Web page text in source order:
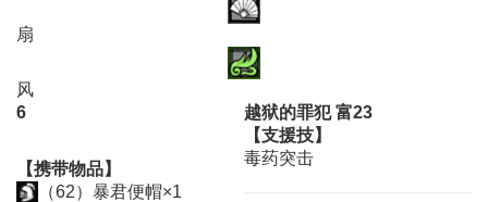
扇
风
6
越狱的罪犯 富23
【携带物品】
（62）暴君便帽×1
【支援技】
毒药突击